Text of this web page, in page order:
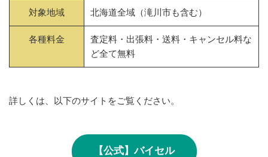
対象地域 北海道全域（滝川市も含む）
各種料金
査定料・出張料・送料・キャンセル料な
ど全て無料
詳しくは、以下のサイトをご覧ください。
【公式】バイセル